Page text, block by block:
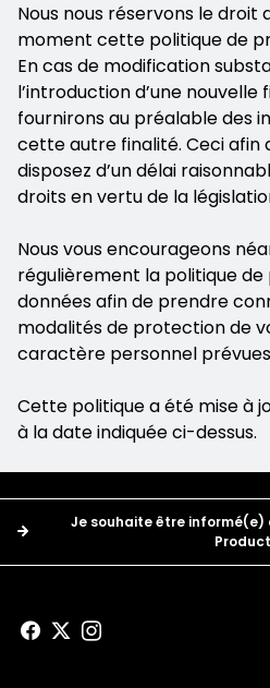
Nous nous réservons le droit
moment cette politique de
En cas de modification
l’introduction d’une nouvelle
fournirons au préalable des
cette autre finalité. Ceci afin
disposez d’un délai
droits en vertu de la
Nous vous encourageons
régulièrement la politique
données afin de prendre
modalités de protection de
caractère personnel
Cette politique a été mise à
à la date indiquée ci-dessus.
Je souhaite être informé(e)